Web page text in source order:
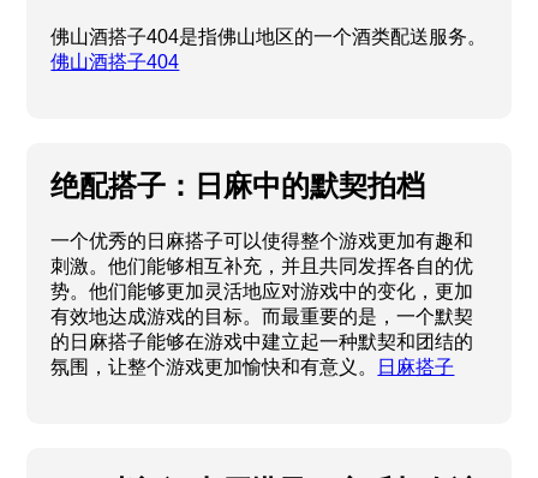
佛山酒搭子404是指佛山地区的一个酒类配送服务。
佛山酒搭子404
绝配搭子：日麻中的默契拍档
一个优秀的日麻搭子可以使得整个游戏更加有趣和
刺激。他们能够相互补充，并且共同发挥各自的优
势。他们能够更加灵活地应对游戏中的变化，更加
有效地达成游戏的目标。而最重要的是，一个默契
的日麻搭子能够在游戏中建立起一种默契和团结的
氛围，让整个游戏更加愉快和有意义。
日麻搭子